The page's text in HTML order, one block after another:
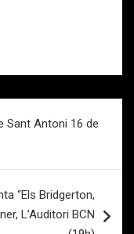
Sant Antoni 16 de
“Els Bridgerton,
L’Auditori BCN